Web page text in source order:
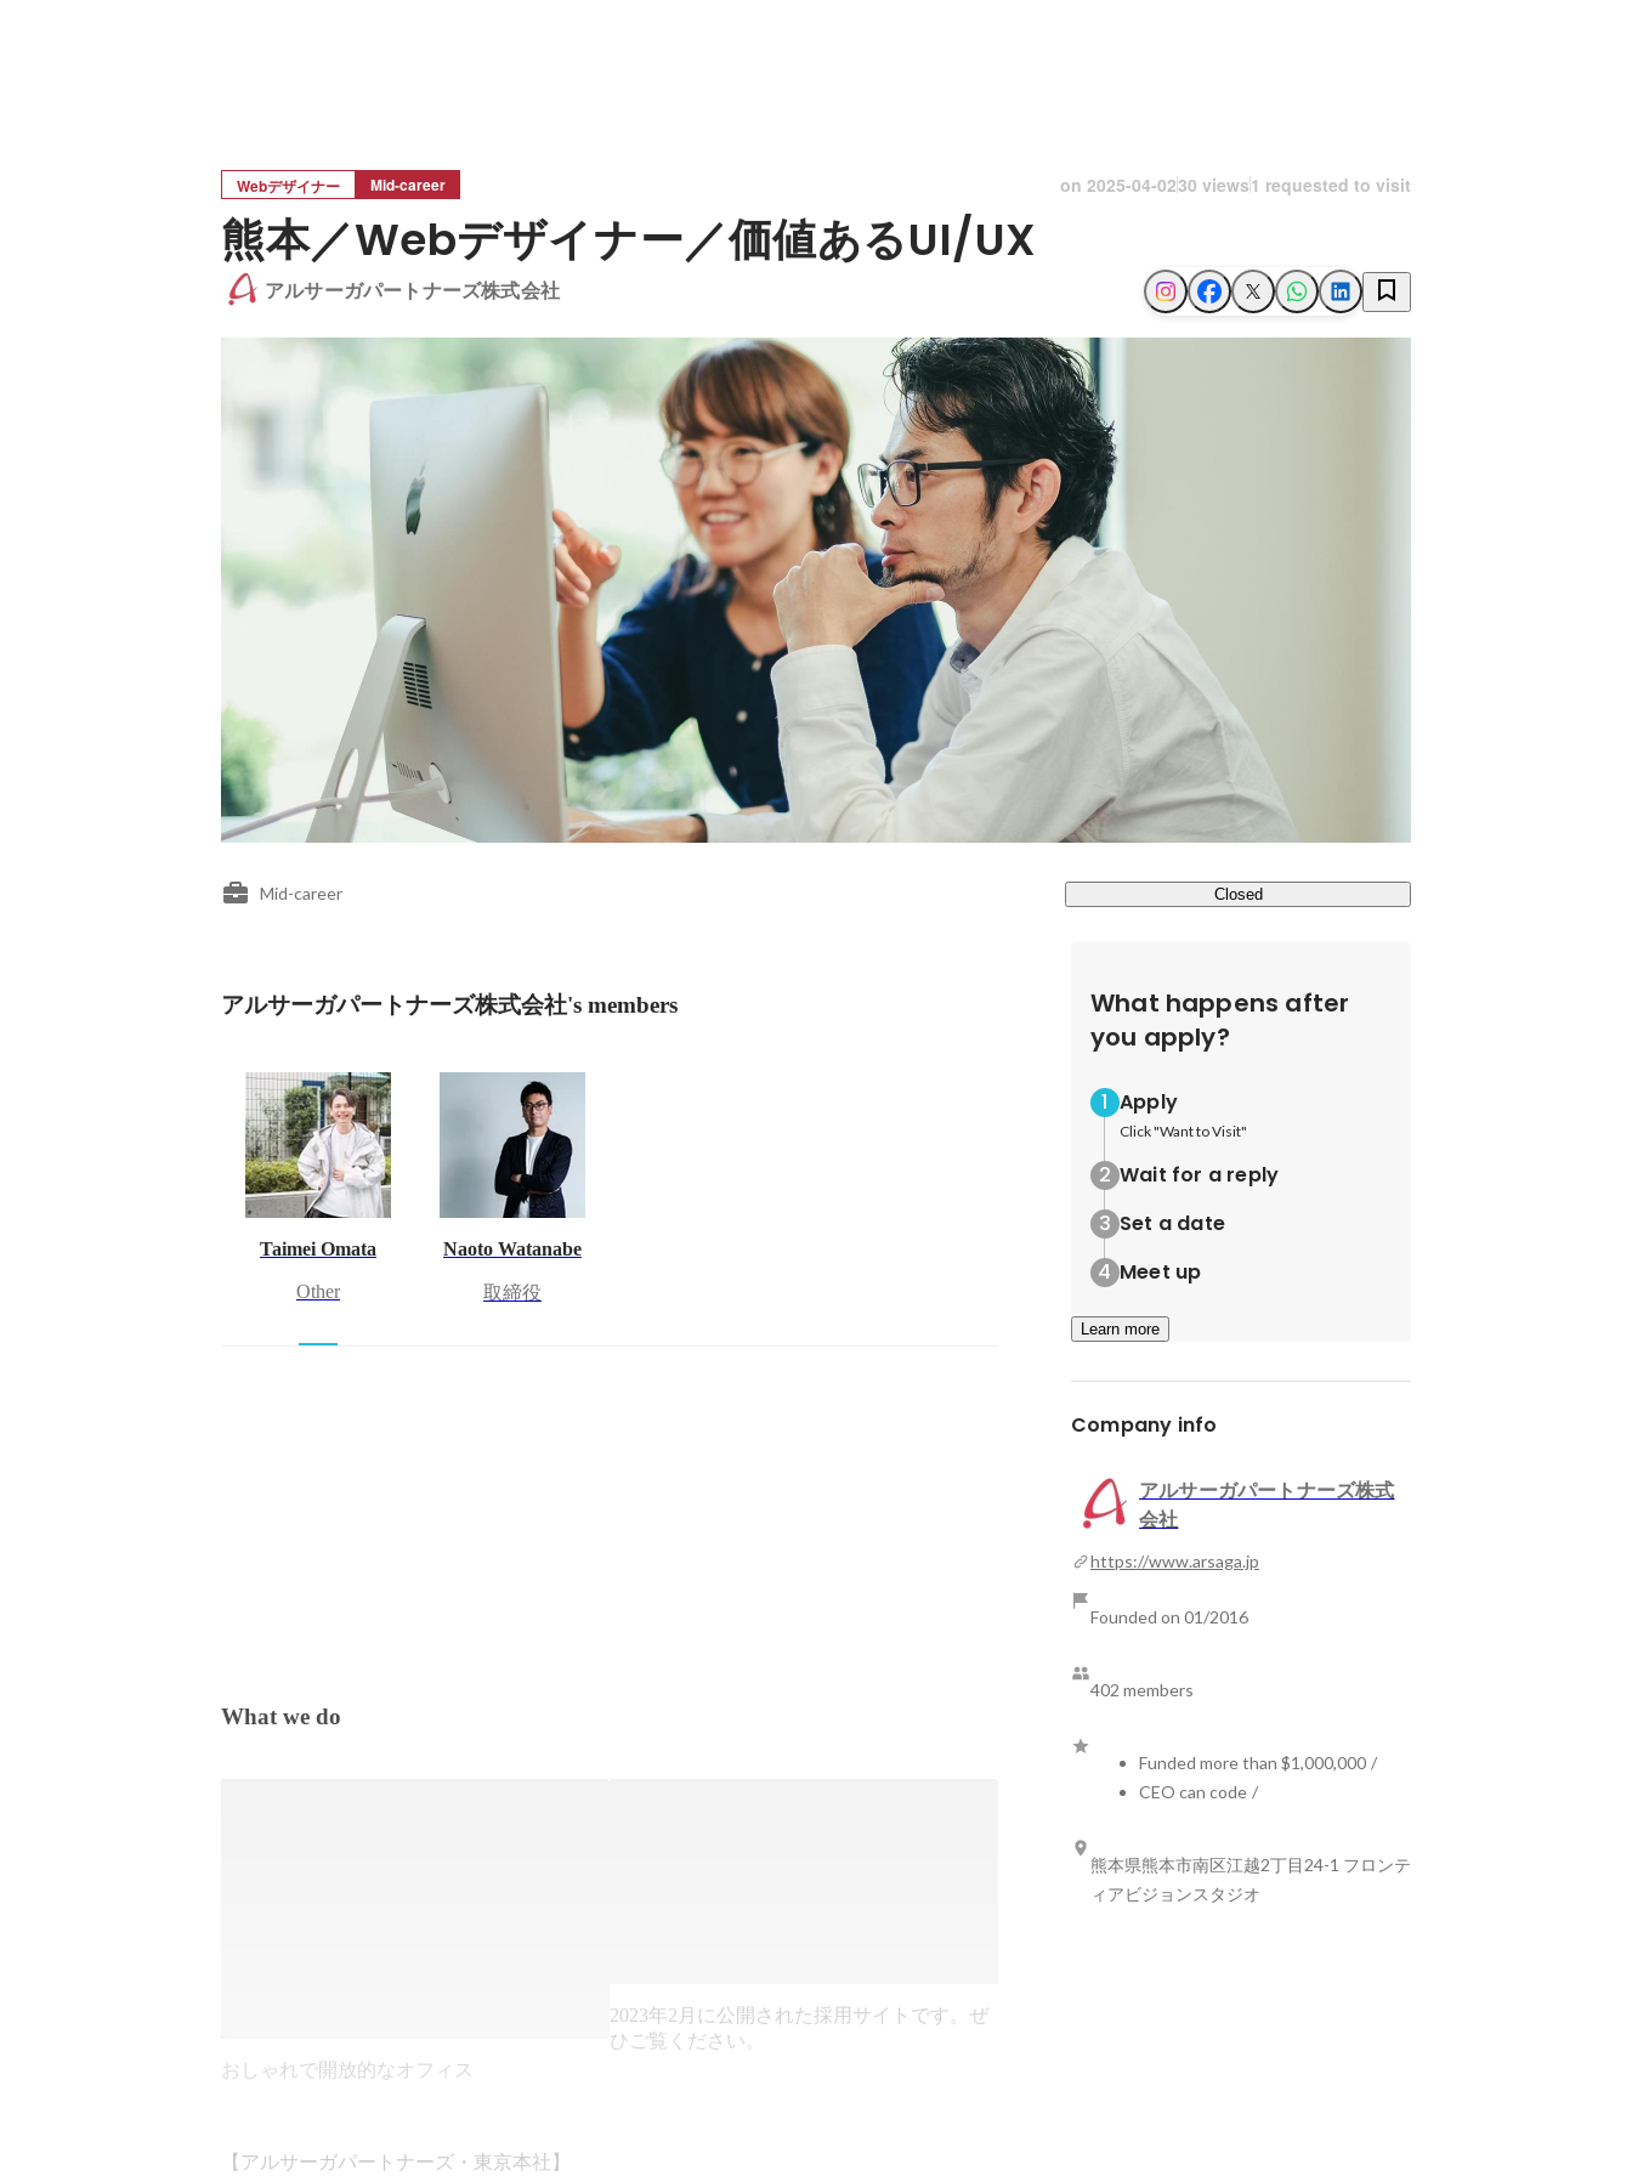
Webデザイナー Mid-career on 2025-04-0230 views1 requested to visit
熊本／Webデザイナー／価値あるUI/UX
アルサーガパートナーズ株式会社
Mid-career Closed
アルサーガパートナーズ株式会社's members
Taimei Omata
Other
Naoto Watanabe
取締役
What we do
おしゃれで開放的なオフィス
2023年2月に公開された採用サイトです。ぜ
ひご覧ください。
【アルサーガパートナーズ・東京本社】
What happens after
you apply?
Apply
Click "Want to Visit"
Wait for a reply
Set a date
Meet up
Learn more
Company info
アルサーガパートナーズ株式
会社
https://www.arsaga.jp
Founded on 01/2016
402 members
Funded more than $1,000,000 /
CEO can code /
熊本県熊本市南区江越2丁目24-1 フロンテ
ィアビジョンスタジオ